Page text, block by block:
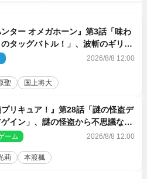
ンター オメガホーン』第3話「味わ
タッグバトル！」、波斬のギリコ
バトルを挑んできた！2026/8/8 12:00
聖 国上将大
リキュア！』第28話「謎の怪盗デ
イン」、謎の怪盗から不思議な予
ーム 2026/8/8 12:00
莉 本渡楓